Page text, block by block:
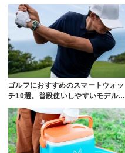
ゴルフにおすすめのスマートウォッ
チ10選。普段使いしやすいモデル…